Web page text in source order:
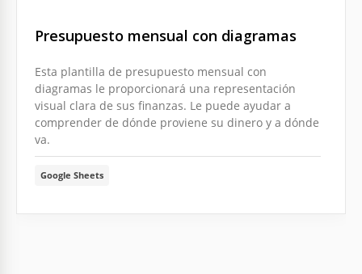
Presupuesto mensual con diagramas
Esta plantilla de presupuesto mensual con
diagramas le proporcionará una representación
visual clara de sus finanzas. Le puede ayudar a
comprender de dónde proviene su dinero y a dónde
va.
Google Sheets